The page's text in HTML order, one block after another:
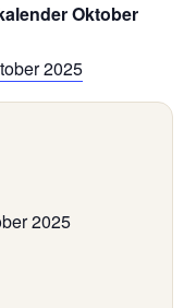
Oktober
2025
2025